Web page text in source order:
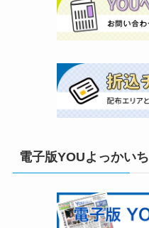
電子版YOUよっかいち